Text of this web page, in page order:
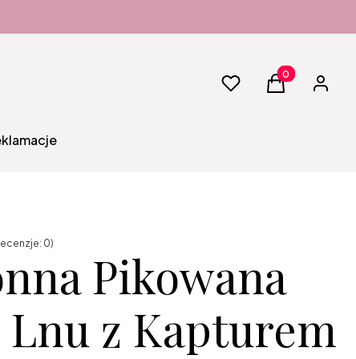
UlubioneProdukty w
Koszyk
0)
Pikowana
z Kapturem